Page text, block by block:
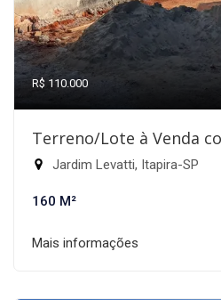
R$ 110.000
Terreno/Lote à Venda
Jardim Levatti, Itapira-SP
160 M²
Mais informações